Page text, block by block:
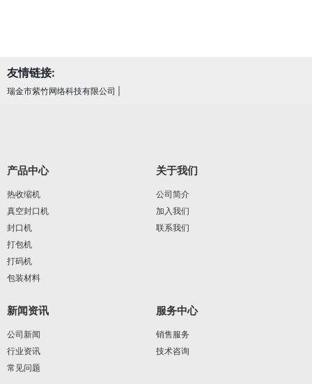
友情链接:
瑞金市紫竹网络科技有限公司
产品中心
热收缩机
真空封口机
封口机
打包机
打码机
包装材料
关于我们
公司简介
加入我们
联系我们
新闻资讯
公司新闻
行业资讯
常见问题
服务中心
销售服务
技术咨询